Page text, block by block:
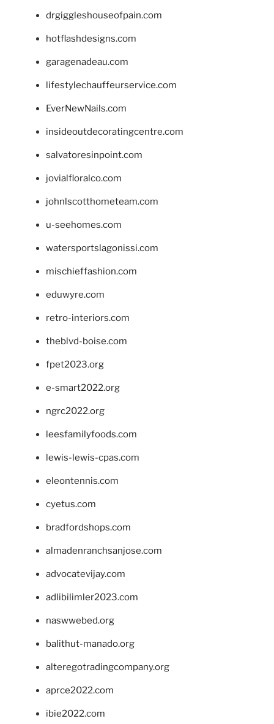
drgiggleshouseofpain.com
hotflashdesigns.com
garagenadeau.com
lifestylechauffeurservice.com
EverNewNails.com
insideoutdecoratingcentre.com
salvatoresinpoint.com
jovialfloralco.com
johnlscotthometeam.com
u-seehomes.com
watersportslagonissi.com
mischieffashion.com
eduwyre.com
retro-interiors.com
theblvd-boise.com
fpet2023.org
e-smart2022.org
ngrc2022.org
leesfamilyfoods.com
lewis-lewis-cpas.com
eleontennis.com
cyetus.com
bradfordshops.com
almadenranchsanjose.com
advocatevijay.com
adlibilimler2023.com
naswwebed.org
balithut-manado.org
alteregotradingcompany.org
aprce2022.com
ibie2022.com